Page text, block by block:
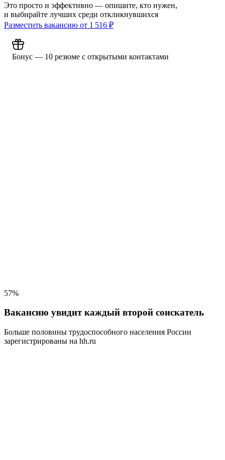
Это просто и эффективно — опишите, кто нужен,
и выбирайте лучших среди откликнувшихся
Разместить вакансию от 1 516 ₽
Бонус — 10 резюме с открытыми контактами
57%
Вакансию увидит каждый второй соискатель
Больше половины трудоспособного населения России
зарегистрированы на hh.ru